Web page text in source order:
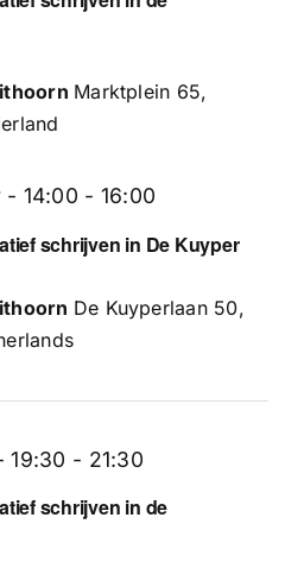
Marktplein 65,
schrijven in De Kuyper
- 14:00 - 16:00
De Kuyperlaan 50,
schrijven in de
19:30 - 21:30